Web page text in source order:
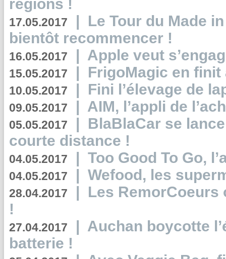
régions !
17.05.2017 | Le Tour du Made
bientôt recommencer !
16.05.2017 | Apple veut
15.05.2017 | FrigoMagic en
10.05.2017 | Fini l’élevage de
09.05.2017 | AIM, l’appli de
05.05.2017 | BlaBlaCar se
courte distance !
04.05.2017 | Too Good To Go,
04.05.2017 | Wefood, les
28.04.2017 | Les RemorCoeurs
!
27.04.2017 | Auchan boycotte
batterie !